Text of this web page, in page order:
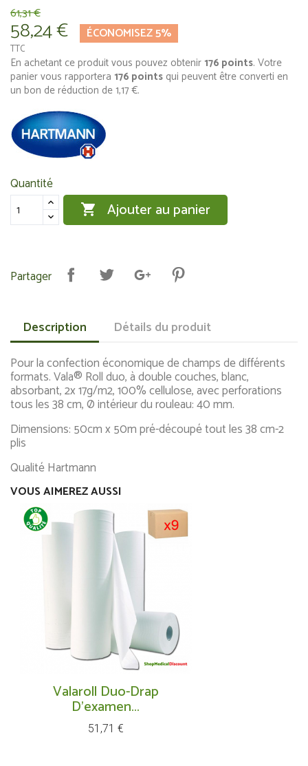
61,31 €
58,24 € ÉCONOMISEZ 5%
TTC
En achetant ce produit vous pouvez obtenir176 points. Votre
panier vous rapportera 176 points qui peuvent être converti en
un bon de réduction de1,17 €.
Quantité
 Ajouter au panier
Partager
Description Détails du produit
Pour la confection économique de champs de différents
formats. Vala® Roll duo, à double couches, blanc,
absorbant, 2x 17g/m2, 100% cellulose, avec perforations
tous les 38 cm, Ø intérieur du rouleau: 40 mm.
Dimensions: 50cm x 50m pré-découpé tout les 38 cm-2
plis
Qualité Hartmann
VOUS AIMEREZ AUSSI
Valaroll Duo-Drap
D'examen...
Prix
51,71 €